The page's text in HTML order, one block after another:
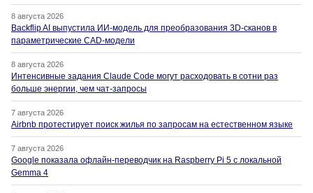
8 августа 2026
Backflip AI выпустила ИИ-модель для преобразования 3D-сканов в
параметрические CAD-модели
8 августа 2026
Интенсивные задания Claude Code могут расходовать в сотни раз
больше энергии, чем чат-запросы
7 августа 2026
Airbnb протестирует поиск жилья по запросам на естественном языке
7 августа 2026
Google показала офлайн-переводчик на Raspberry Pi 5 с локальной
Gemma 4